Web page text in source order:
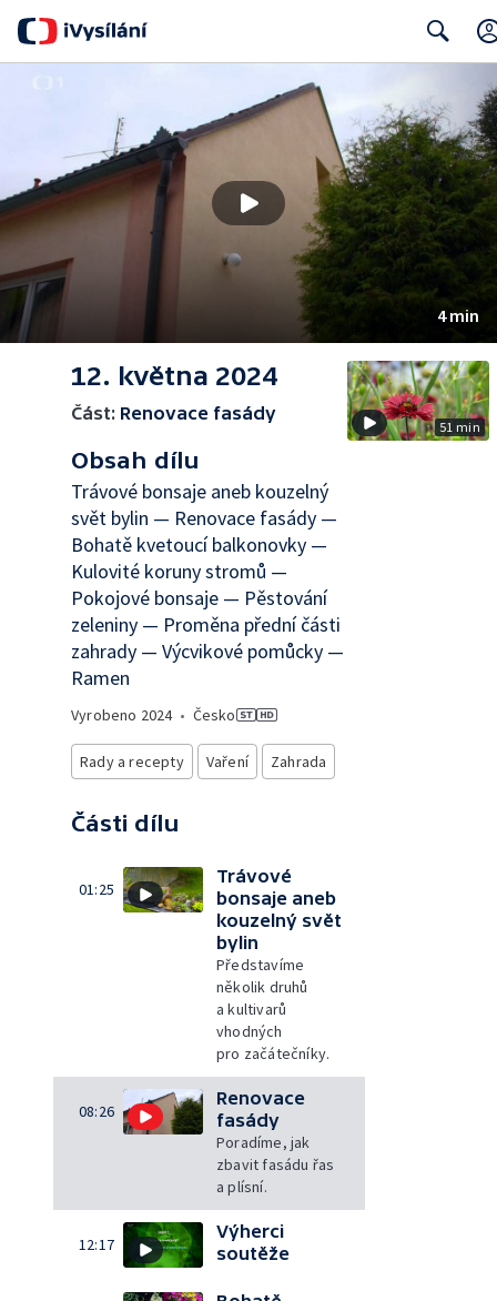
4 min
12. května 2024
Část: Renovace fasády
Obsah dílu
Trávové bonsaje aneb kouzelný
svět bylin — Renovace fasády —
Bohatě kvetoucí balkonovky —
Kulovité koruny stromů —
Pokojové bonsaje — Pěstování
zeleniny — Proměna přední části
zahrady — Výcvikové pomůcky —
Ramen
Vyrobeno 2024• Česko
Rady a recepty Vaření Zahrada
Části dílu
01:25
Trávové
bonsaje aneb
kouzelný svět
bylin
Představíme
několik druhů
a kultivarů
vhodných
pro začátečníky.
08:26
Renovace
fasády
Poradíme, jak
zbavit fasádu řas
a plísní.
12:17
Výherci
soutěže
51 min